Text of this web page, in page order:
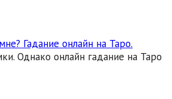
Гадание онлайн на Таро.
Однако онлайн гадание на Таро